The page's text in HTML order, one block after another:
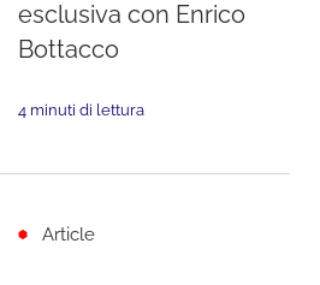
esclusiva con Enrico
Bottacco
4 minuti di lettura
Article